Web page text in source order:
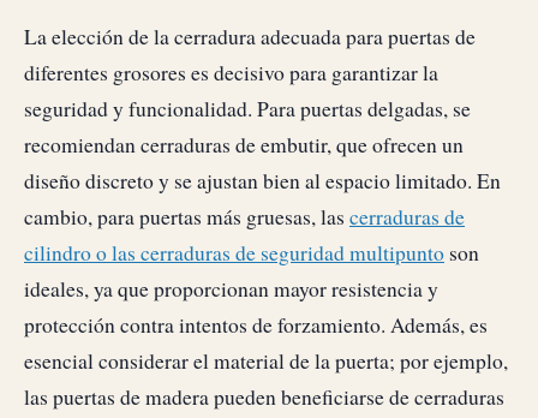
La elección de la cerradura adecuada para puertas de
diferentes grosores es decisivo para garantizar la
seguridad y funcionalidad. Para puertas delgadas, se
recomiendan cerraduras de embutir, que ofrecen un
diseño discreto y se ajustan bien al espacio limitado. En
cambio, para puertas más gruesas, las cerraduras de
cilindro o las cerraduras de seguridad multipunto son
ideales, ya que proporcionan mayor resistencia y
protección contra intentos de forzamiento. Además, es
esencial considerar el material de la puerta; por ejemplo,
las puertas de madera pueden beneficiarse de cerraduras